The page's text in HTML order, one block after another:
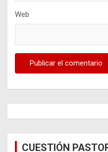
Web
CUESTIÓN